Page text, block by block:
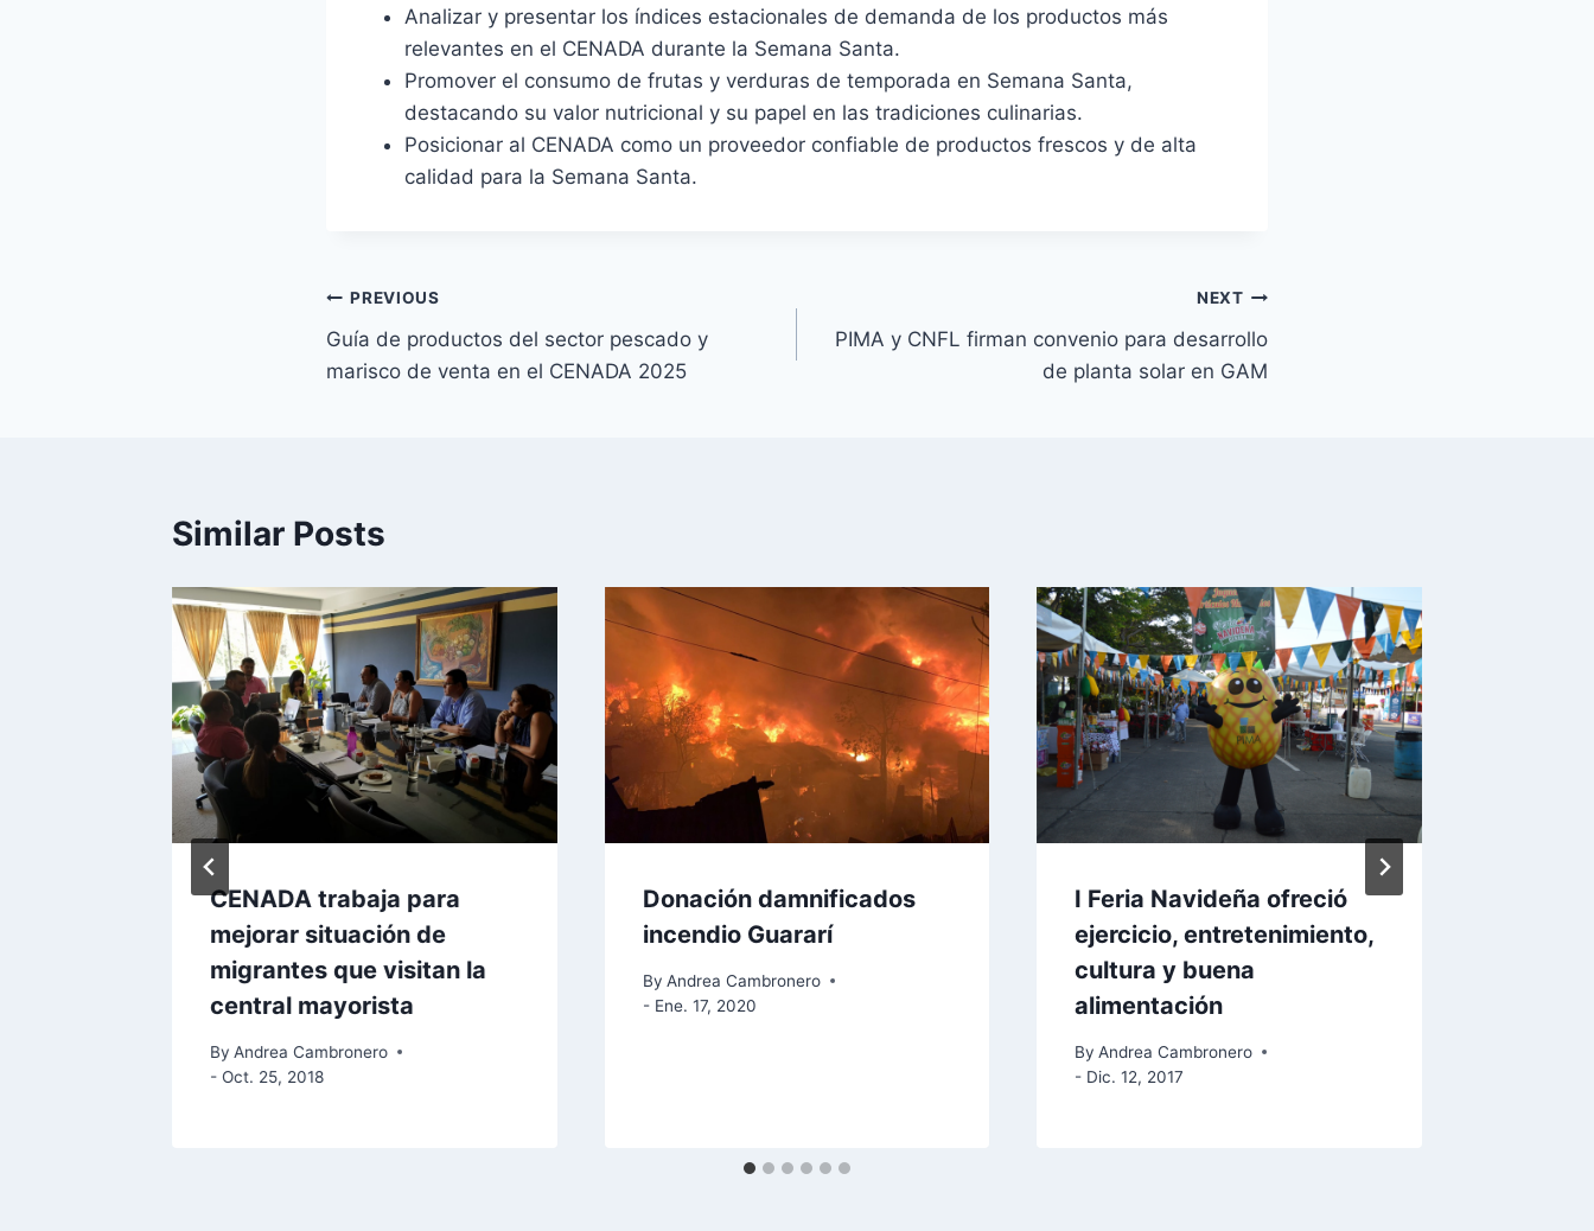
Analizar y presentar los índices estacionales de demanda de los productos más
relevantes en el CENADA durante la Semana Santa.
Promover el consumo de frutas y verduras de temporada en Semana Santa,
destacando su valor nutricional y su papel en las tradiciones culinarias.
Posicionar al CENADA como un proveedor confiable de productos frescos y de alta
calidad para la Semana Santa.
Navegación
de
PREVIOUS
Guía de productos del sector pescado y
marisco de venta en el CENADA 2025
NEXT
PIMA y CNFL firman convenio para desarrollo
de planta solar en GAM
Similar Posts
CENADA trabaja para
mejorar situación de
migrantes que visitan la
central mayorista
By Andrea Cambronero
- Oct. 25, 2018
Donación damnificados
incendio Guararí
By Andrea Cambronero
- Ene. 17, 2020
I Feria Navideña ofreció
ejercicio, entretenimiento,
cultura y buena
alimentación
By Andrea Cambronero
- Dic. 12, 2017